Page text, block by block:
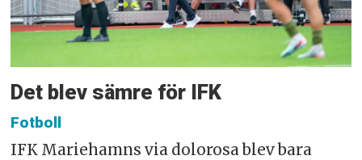
Det blev sämre för IFK
Fotboll
IFK Mariehamns via dolorosa blev bara